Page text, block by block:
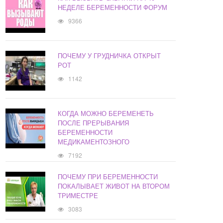
НЕДЕЛЕ БЕРЕМЕННОСТИ ФОРУМ
9366
ПОЧЕМУ У ГРУДНИЧКА ОТКРЫТ
РОТ
1142
КОГДА МОЖНО БЕРЕМЕНЕТЬ
ПОСЛЕ ПРЕРЫВАНИЯ
БЕРЕМЕННОСТИ
МЕДИКАМЕНТОЗНОГО
7192
ПОЧЕМУ ПРИ БЕРЕМЕННОСТИ
ПОКАЛЫВАЕТ ЖИВОТ НА ВТОРОМ
ТРИМЕСТРЕ
3083